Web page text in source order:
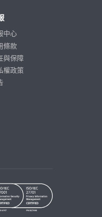
中心
條款
與保障
權政策